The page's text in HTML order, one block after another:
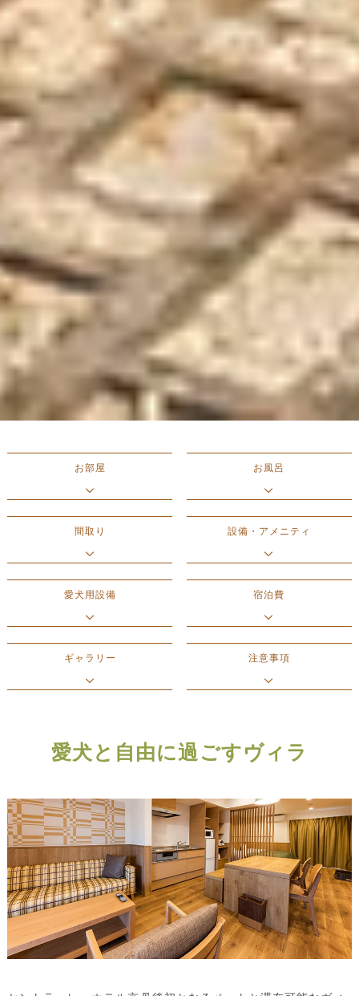
お部屋 お風呂
間取り 設備・アメニティ
愛犬用設備 宿泊費
ギャラリー 注意事項
愛犬と自由に過ごすヴィラ